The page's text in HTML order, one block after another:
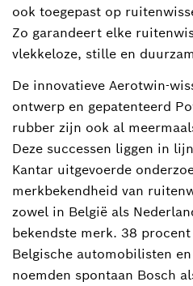
ook toegepast op
Zo garandeert elke
vlekkeloze, stille en
De innovatieve Aerotwin-
ontwerp en gepatenteerd
rubber zijn ook al
Deze successen liggen in
Kantar uitgevoerde
merkbekendheid van
zowel in België als
bekendste merk. 38
Belgische automobilisten
noemden spontaan Bosch